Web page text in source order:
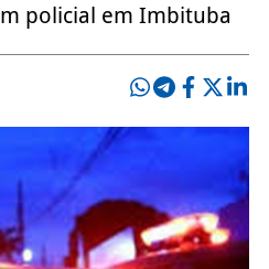
policial em Imbituba